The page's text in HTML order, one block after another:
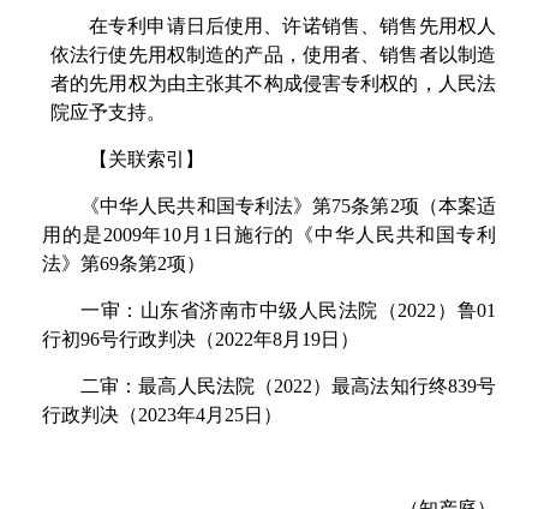
在专利申请日后使用、许诺销售、销售先用权人
依法行使先用权制造的产品，使用者、销售者以制造
者的先用权为由主张其不构成侵害专利权的，人民法
院应予支持。
【关联索引】
《中华人民共和国专利法》第75条第2项（本案适
用的是2009年10 月 1 日施行的《中华人民共和国专利
法》 第69条第2项）
一审：山东省济南市中级人民法院 （2022 ） 鲁01
行初96号行政判决 （2022年8月 19日）
二审：最高人民法院 （2022）最高法知行终839号
行政判决 （2023年4月 25日 ）